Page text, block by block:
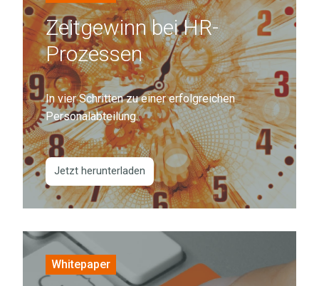
HR-
Prozessen
vier
Schritten
zu
einer
erfolgreichen
Personalabteilung.
Zeitgewinn bei HR-
Prozessen
In vier Schritten zu einer erfolgreichen
Personalabteilung.
Jetzt herunterladen
Projekt
Personalakte
Whitepaper